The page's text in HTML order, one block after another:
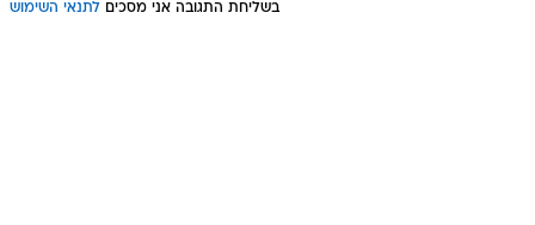
בשליחת התגובה אני מסכים לתנאי השימוש